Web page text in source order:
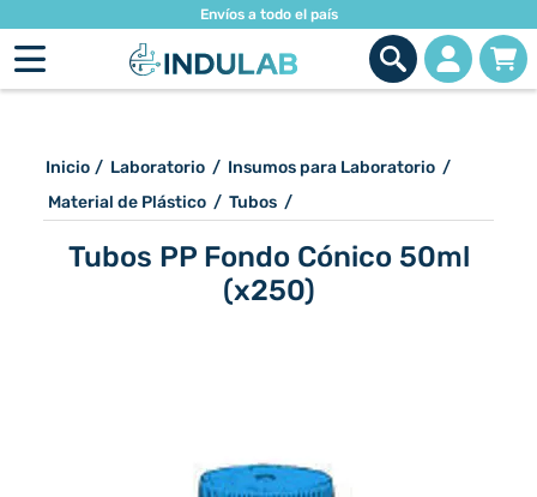
Envíos a todo el país
Inicio / Laboratorio / Insumos para Laboratorio /
Material de Plástico / Tubos /
Tubos PP Fondo Cónico 50ml
(x250)